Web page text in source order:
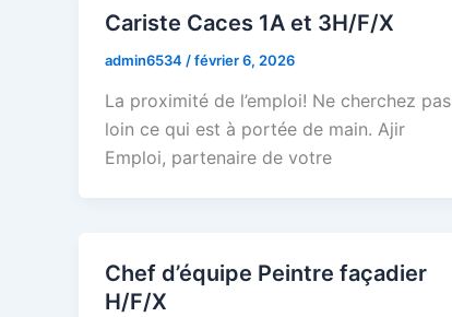
Cariste Caces 1A et 3H/F/X
admin6534 /février 6, 2026
La proximité de l’emploi! Ne cherchez pas
loin ce qui est à portée de main. Ajir
Emploi, partenaire de votre
Chef d’équipe Peintre façadier
H/F/X